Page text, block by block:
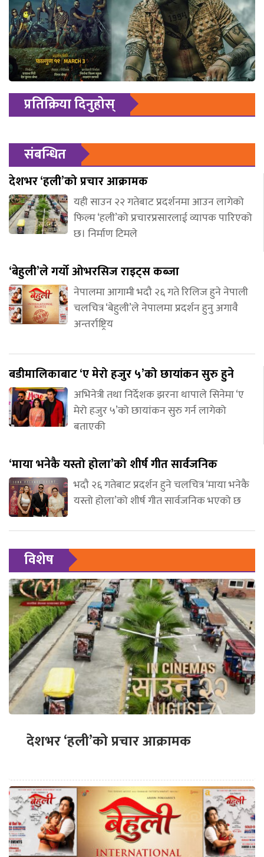
प्रतिक्रिया दिनुहोस्
संबन्धित
देशभर ‘हली’को प्रचार आक्रामक
यही साउन २२ गतेबाट प्रदर्शनमा आउन लागेको
फिल्म ‘हली’को प्रचारप्रसारलाई व्यापक पारिएको
छ। निर्माण टिमले
‘बेहुली’ले गर्यो ओभरसिज राइट्स कब्जा
नेपालमा आगामी भदौ २६ गते रिलिज हुने नेपाली
चलचित्र ‘बेहुली’ले नेपालमा प्रदर्शन हुनु अगावै
अन्तर्राष्ट्रिय
बडीमालिकाबाट ‘ए मेरो हजुर ५’को छायांकन सुरु हुने
अभिनेत्री तथा निर्देशक झरना थापाले सिनेमा ‘ए
मेरो हजुर ५’को छायांकन सुरु गर्न लागेको
बताएकी
‘माया भनेकै यस्तो होला’को शीर्ष गीत सार्वजनिक
भदौ २६ गतेबाट प्रदर्शन हुने चलचित्र ‘माया भनेकै
यस्तो होला’को शीर्ष गीत सार्वजनिक भएको छ
विशेष
देशभर ‘हली’को प्रचार आक्रामक